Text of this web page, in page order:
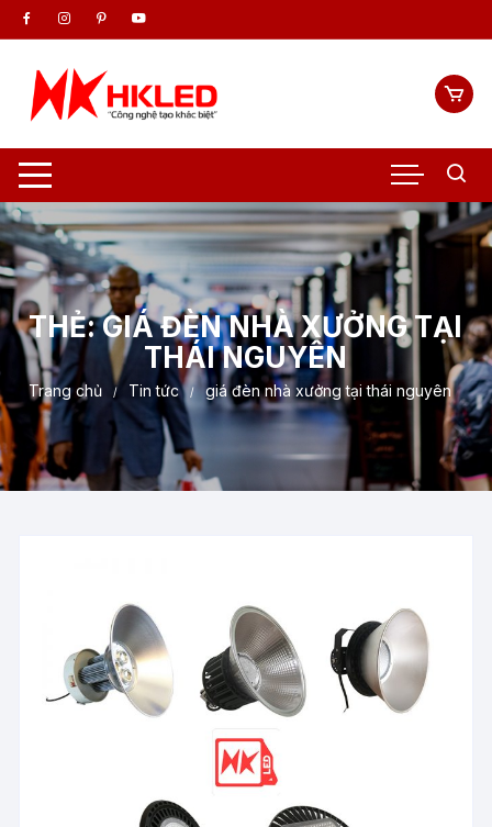
Chuyển
tới
dung
THẺ:GIÁ ĐÈN NHÀ XƯỞNG TẠI
THÁI NGUYÊN
Trang chủ Tin tức giá đèn nhà xưởng tại thái nguyên